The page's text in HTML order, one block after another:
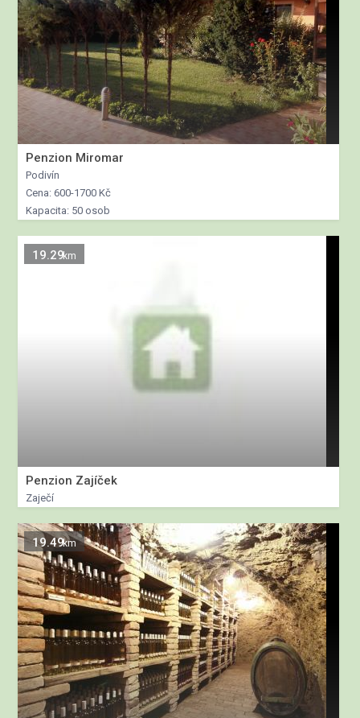
Penzion Miromar
Podivín
Cena: 600-1700 Kč
Kapacita: 50 osob
19.29km
Penzion Zajíček
Zaječí
19.49km